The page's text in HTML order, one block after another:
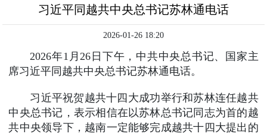
习近平同越共中央总书记苏林通电话
2026-01-26 18:20
2026年1月26日下午，中共中央总书记、国家主
席习近平同越共中央总书记苏林通电话。
习近平祝贺越共十四大成功举行和苏林连任越共
中央总书记，表示相信在以苏林总书记同志为首的越
共中央领导下，越南一定能够完成越共十四大提出的